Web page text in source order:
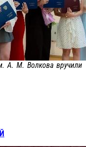
А. М. Волкова вручили